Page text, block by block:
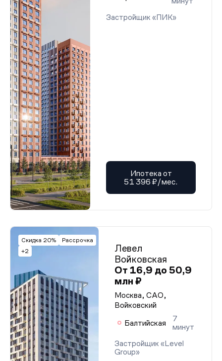
Застройщик «ПИК»
Ипотека от
51 396 ₽/мес.
Скидка 20%
Рассрочка
+2
Левел
Войковская
От 16,9 до 50,9
млн ₽
Москва, САО,
Войковский
Балтийская
7
минут
Застройщик «Level
Group»